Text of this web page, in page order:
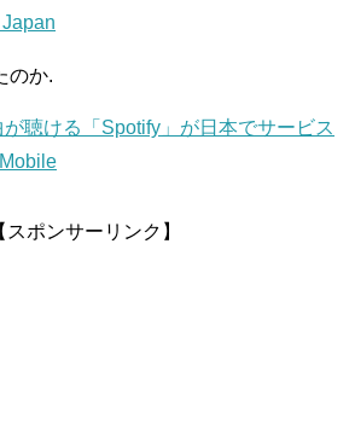
のか.
聴ける「Spotify」が日本でサービス
スポンサーリンク】